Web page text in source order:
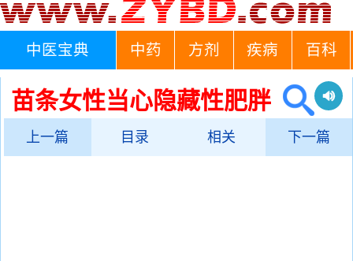
中医宝典 中药 方剂 疾病 百科
苗条女性当心隐藏性肥胖
上一篇 目录 相关 下一篇